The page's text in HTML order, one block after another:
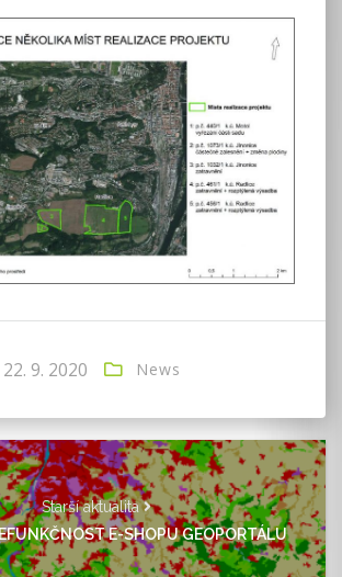
22. 9. 2020 News
Starší aktualita
E-SHOPU GEOPORTÁLU